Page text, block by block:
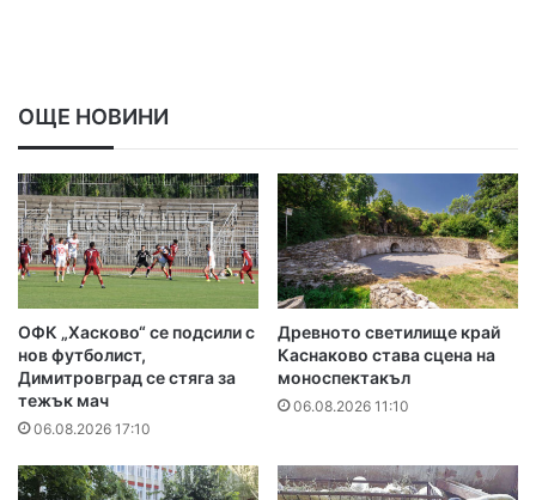
ОЩЕ НОВИНИ
ОФК „Хасково“ се подсили с
нов футболист,
Димитровград се стяга за
тежък мач
06.08.2026 17:10
Древното светилище край
Каснаково става сцена на
моноспектакъл
06.08.2026 11:10